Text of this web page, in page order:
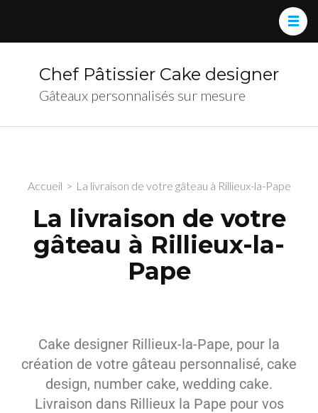
Chef Pâtissier Cake designer
Gâteaux personnalisés sur mesure
Accueil > La livraison de votre gâteau à Rillieux-la-Pape
La livraison de votre
gâteau à Rillieux-la-
Pape
Cake designer Rillieux-la-Pape, pour la
création de votre gâteau personnalisé, cake
design, number cake, wedding cake.
Livraison dans Rillieux la Pape pour vos